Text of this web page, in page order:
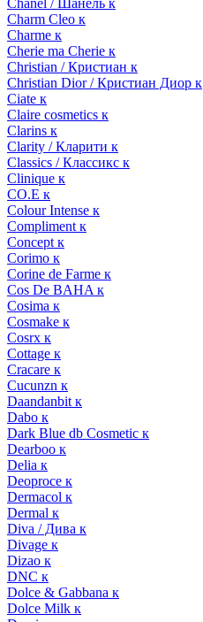
Chanel / Шанель к
Charm Cleo к
Charme к
Cherie ma Cherie к
Christian / Кристиан к
Christian Dior / Кристиан Диор к
Ciate к
Claire cosmetics к
Clarins к
Clarity / Кларити к
Classics / Классикс к
Clinique к
CO.E к
Colour Intense к
Compliment к
Concept к
Corimo к
Corine de Farme к
Cos De BAHA к
Cosima к
Cosmake к
Cosrx к
Cottage к
Cracare к
Cucunzn к
Daandanbit к
Dabo к
Dark Blue db Cosmetic к
Dearboo к
Delia к
Deoproce к
Dermacol к
Dermal к
Diva / Дива к
Divage к
Dizao к
DNC к
Dolce & Gabbana к
Dolce Milk к